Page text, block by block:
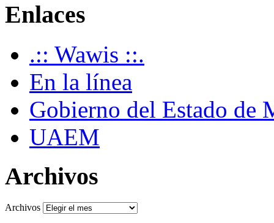
Enlaces
.:: Wawis ::.
En la línea
Gobierno del Estado de
UAEM
Archivos
Archivos